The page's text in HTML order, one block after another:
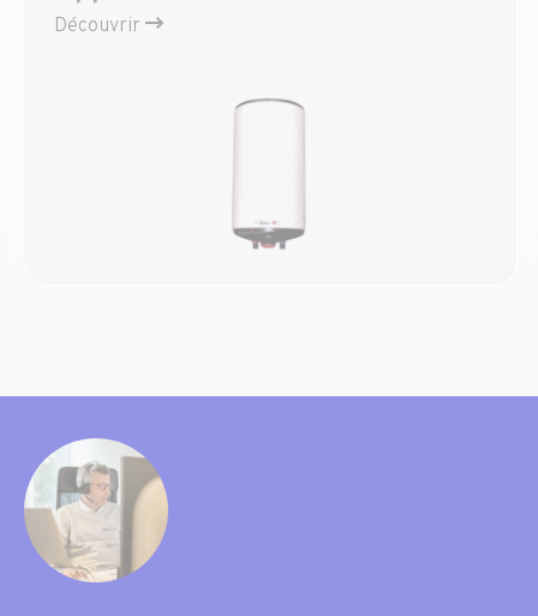
Découvrir